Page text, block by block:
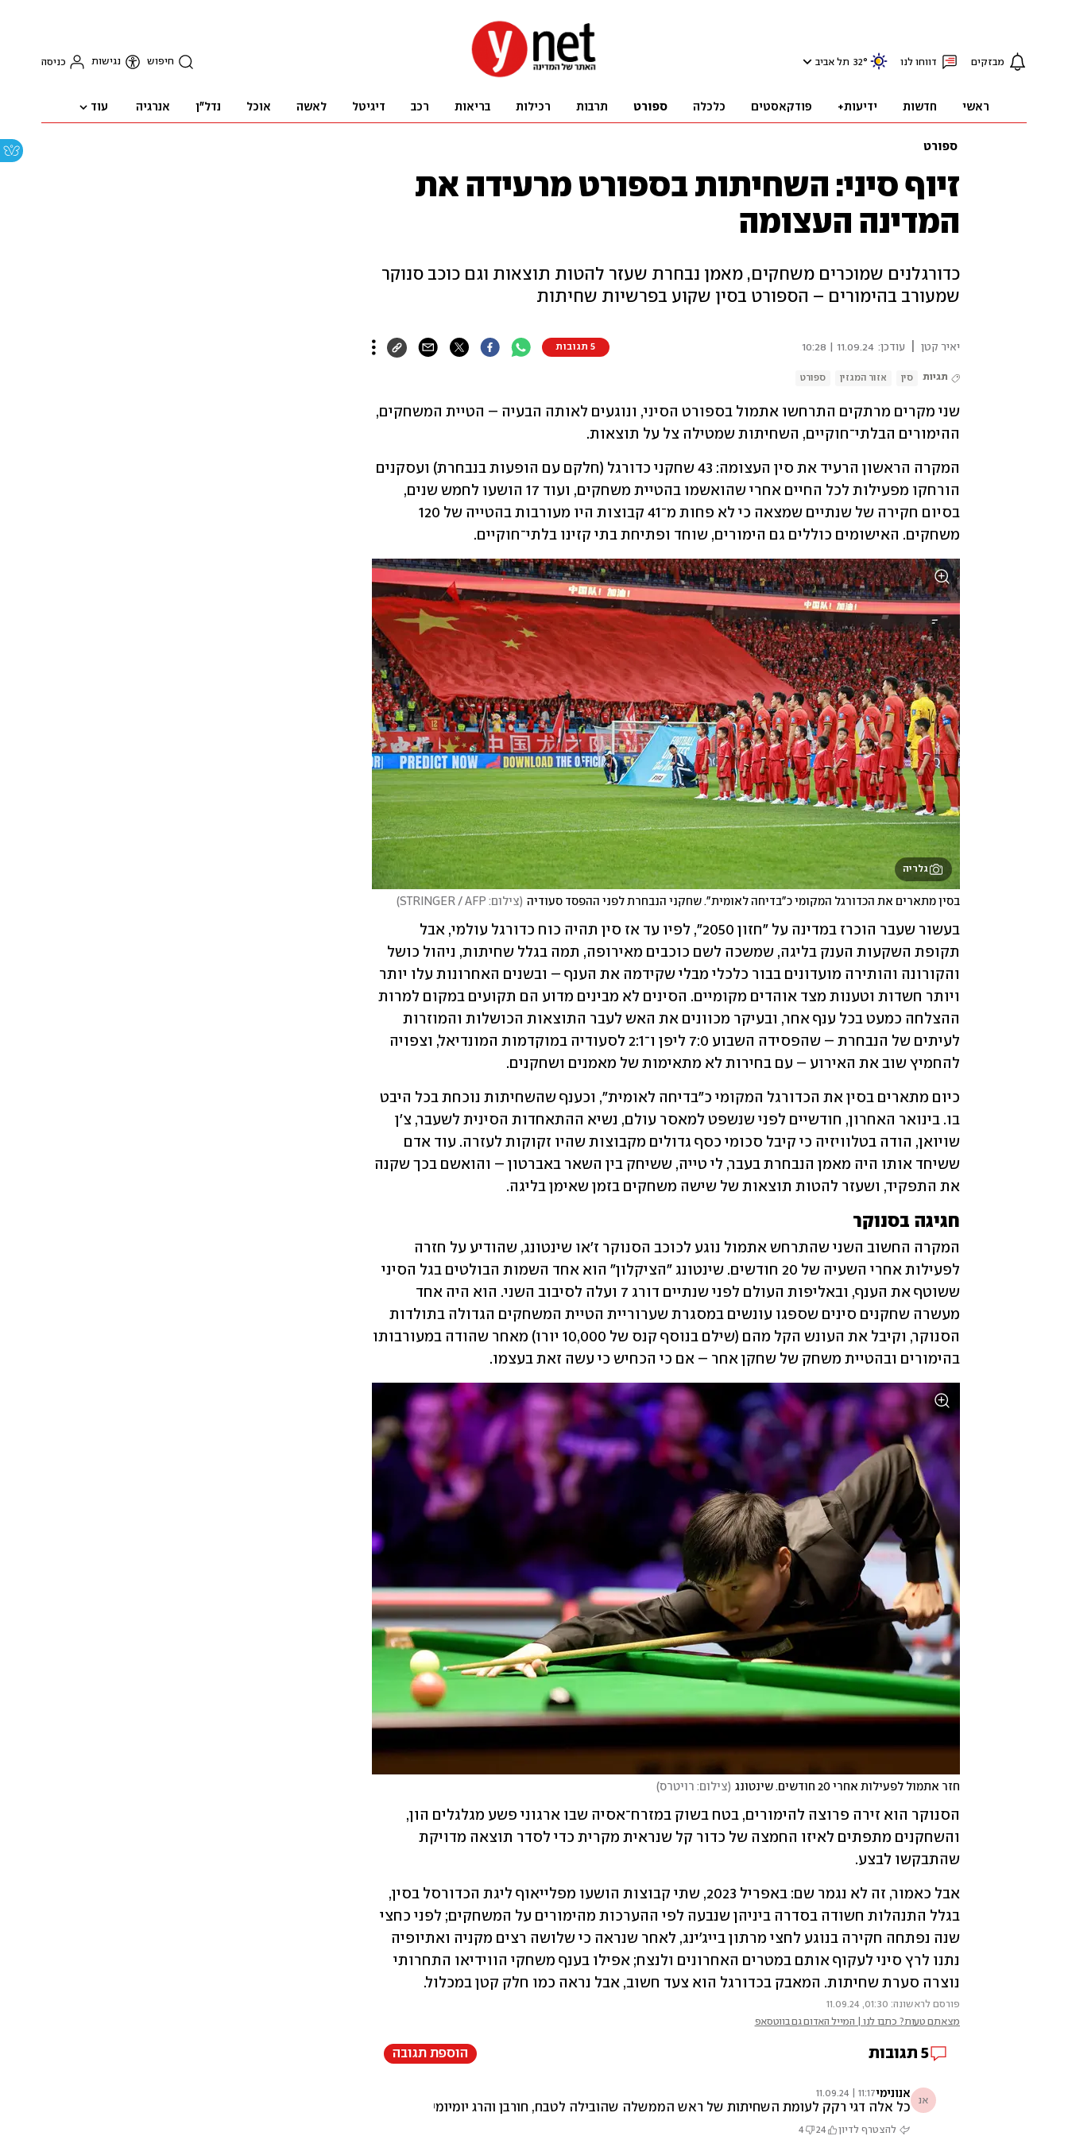
מבזקים דווחו לנו 32° תל אביב חיפוש נגישות כניסה
ראשי חדשות ידיעות+ פודקאסטים כלכלה ספורט תרבות רכילות בריאות רכב דיגיטל לאשה אוכל נדל"ן אנרגיה עוד
ספורט
זיוף סיני: השחיתות בספורט מרעידה את
המדינה העצומה
כדורגלנים שמוכרים משחקים, מאמן נבחרת שעזר להטות תוצאות וגם כוכב סנוקר
שמעורב בהימורים – הספורט בסין שקוע בפרשיות שחיתות
יאיר קטן עודכן: 11.09.24 | 10:28 5 תגובות
תגיות סין אזור המגזין ספורט
ההימורים הבלתי־חוקיים, השחיתות שמטילה צל על תוצאות.
משחקים. האישומים כוללים גם הימורים, שוחד ופתיחת בתי קזינו בלתי־חוקיים.
גלריה
בסין מתארים את הכדורגל המקומי כ"בדיחה לאומית". שחקני הנבחרת לפני ההפסד סעודיה (צילום: STRINGER / AFP )
להחמיץ שוב את האירוע – עם בחירות לא מתאימות של מאמנים ושחקנים.
את התפקיד, ושעזר להטות תוצאות של שישה משחקים בזמן שאימן בליגה.
חגיגה בסנוקר
בהימורים ובהטיית משחק של שחקן אחר – אם כי הכחיש כי עשה זאת בעצמו.
חזר אתמול לפעילות אחרי 20 חודשים. שינטונג (צילום: רויטרס)
שהתבקשו לבצע.
נוצרה סערת שחיתות. המאבק בכדורגל הוא צעד חשוב, אבל נראה כמו חלק קטן במכלול.
פורסם לראשונה: 01:30, 11.09.24
מצאתם טעות? כתבו לנו | המייל האדום גם בווטסאפ
5 תגובות הוספת תגובה
אנ אנונימי11:17 | 11.09.24
כל אלה דגי רקק לעומת השחיתות של ראש הממשלה שהובילה לטבח, חורבן והרג יומיומי שלא רואים לו סוף
להצטרף לדיון 24
4